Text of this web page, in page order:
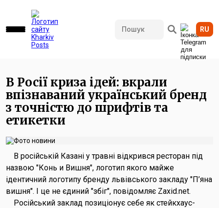
RU
1092 переглядів • 01.06.2026 20:39
В Росії криза ідей: вкрали
впізнаваний український бренд
з точністю до шрифтів та
етикетки
В російській Казані у травні відкрився ресторан під
назвою "Конь и Вишня", логотип якого майже
ідентичний логотипу бренду львівського закладу "П’яна
вишня". І це не єдиний "збіг", повідомляє Zaxid.net.
Російський заклад позиціонує себе як стейкхаус-